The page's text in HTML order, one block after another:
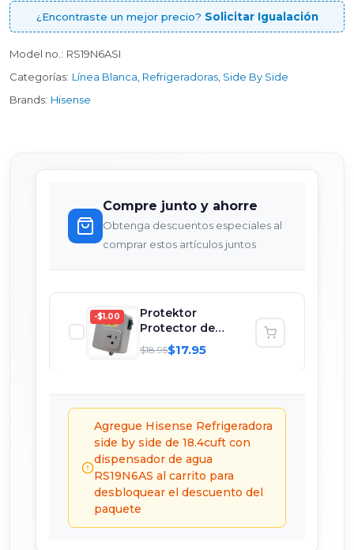
¿Encontraste un mejor precio? Solicitar Igualación
Model no.: RS19N6ASI
Categorías: Línea Blanca Refrigeradoras Side By Side
Brands: Hisense
Compre junto y ahorre
Obtenga descuentos especiales al
comprar estos artículos juntos
-$1.00
Protektor
Protector de
voltaje de enchufe
para ref...
$18.95$17.95
Agregue Hisense Refrigeradora
side by side de 18.4cuft con
dispensador de agua
RS19N6AS al carrito para
desbloquear el descuento del
paquete